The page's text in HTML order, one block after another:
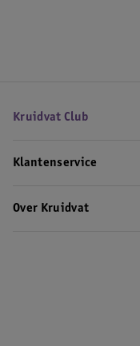
Kruidvat Club
Klantenservice
Over Kruidvat